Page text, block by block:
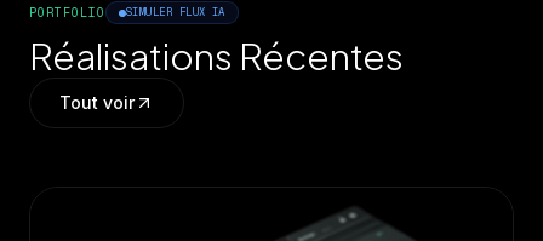
PORTFOLIO SIMULER FLUX IA
Réalisations Récentes
Tout voir